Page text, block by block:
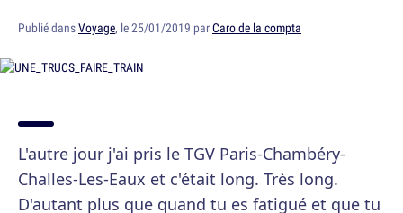
Publié dansVoyage, le 25/01/2019 parCaro de la compta
L'autre jour j'ai pris le TGV Paris-Chambéry-
Challes-Les-Eaux et c'était long. Très long.
D'autant plus que quand tu es fatigué et que tu